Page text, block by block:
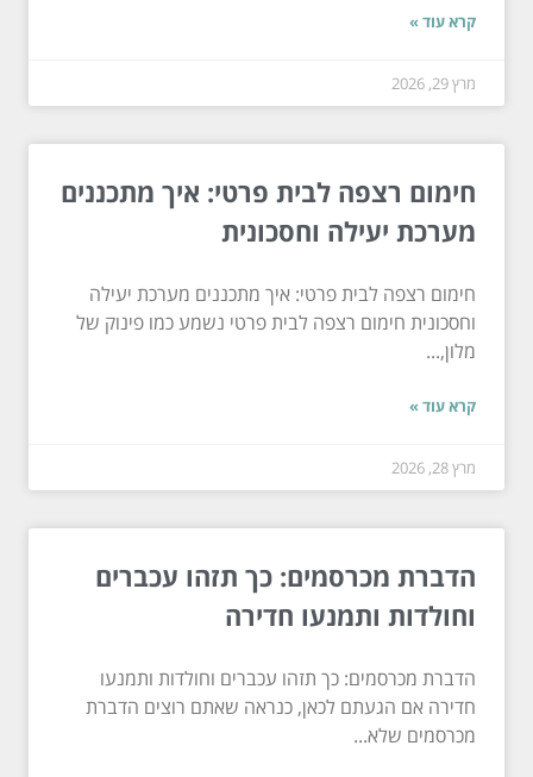
קרא עוד »
מרץ 29, 2026
חימום רצפה לבית פרטי: איך מתכננים
מערכת יעילה וחסכונית
חימום רצפה לבית פרטי: איך מתכננים מערכת יעילה
וחסכונית חימום רצפה לבית פרטי נשמע כמו פינוק של
מלון,...
קרא עוד »
מרץ 28, 2026
הדברת מכרסמים: כך תזהו עכברים
וחולדות ותמנעו חדירה
הדברת מכרסמים: כך תזהו עכברים וחולדות ותמנעו
חדירה אם הגעתם לכאן, כנראה שאתם רוצים הדברת
מכרסמים שלא...